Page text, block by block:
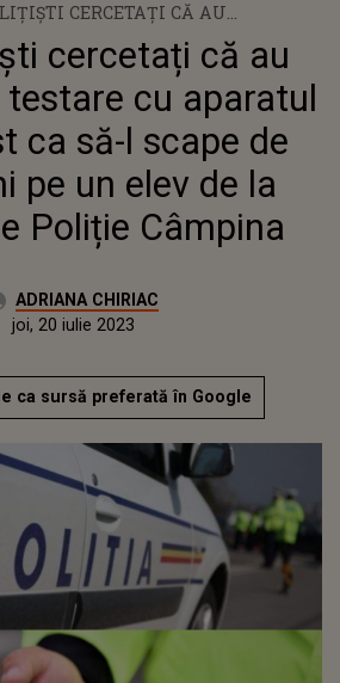
CERCETAȚI CĂ AU
O TESTARE CU APARATUL
CA SĂ-L SCAPE DE
PE UN ELEV DE LA ȘCOALA DE
CÂMPINA
cercetați că au
cu aparatul
ca să-l scape de
pe un elev de la
Poliție Câmpina
ADRIANA CHIRIAC
Actualizat:
joi, 20 iulie 2023
ca sursă preferată în Google